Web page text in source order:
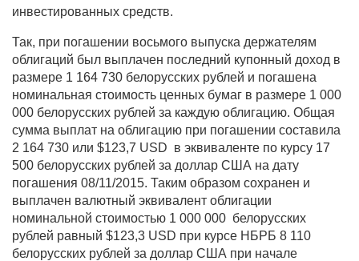
инвестированных средств.
Так, при погашении восьмого выпуска держателям
облигаций был выплачен последний купонный доход в
размере 1 164 730 белорусских рублей и погашена
номинальная стоимость ценных бумаг в размере 1 000
000 белорусских рублей за каждую облигацию. Общая
сумма выплат на облигацию при погашении составила
2 164 730 или $123,7 USD в эквиваленте по курсу 17
500 белорусских рублей за доллар США на дату
погашения 08/11/2015. Таким образом сохранен и
выплачен валютный эквивалент облигации
номинальной стоимостью 1 000 000 белорусских
рублей равный $123,3 USD при курсе НБРБ 8 110
белорусских рублей за доллар США при начале